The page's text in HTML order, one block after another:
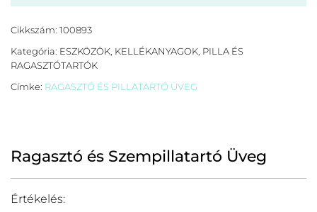
Cikkszám: 100893
Kategória: ESZKÖZÖK, KELLÉKANYAGOK, PILLA ÉS
RAGASZTÓTARTÓK
Címke: RAGASZTÓ ÉS PILLATARTÓ ÜVEG
Ragasztó és Szempillatartó Üveg
Értékelés: